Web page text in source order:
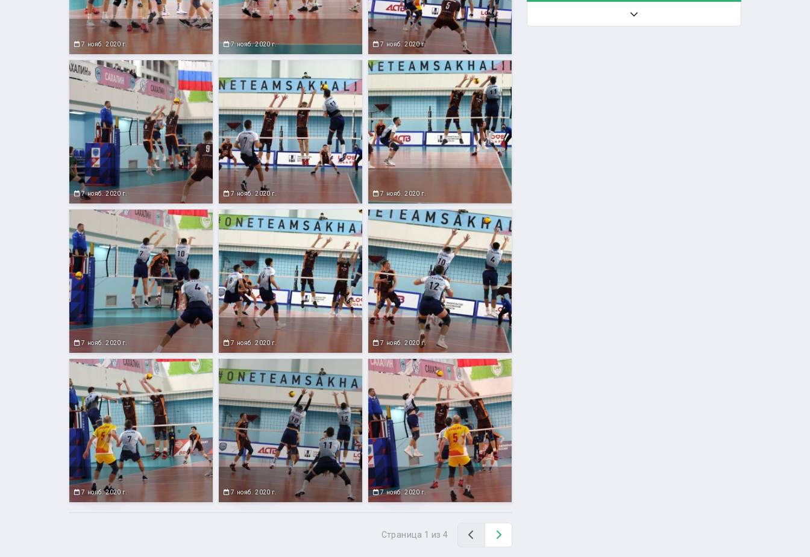
7 нояб. 2020 г. 7 нояб. 2020 г. 7 нояб. 2020 г.
7 нояб. 2020 г. 7 нояб. 2020 г. 7 нояб. 2020 г.
7 нояб. 2020 г. 7 нояб. 2020 г. 7 нояб. 2020 г.
7 нояб. 2020 г. 7 нояб. 2020 г. 7 нояб. 2020 г.
Страница 1 из 4 Назад